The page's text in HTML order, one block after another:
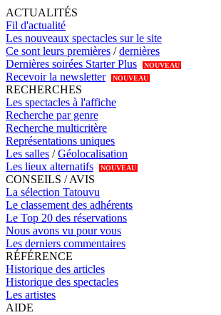
ACTUALITÉS
Fil d'actualité
Les nouveaux spectacles sur le site
Ce sont leurs premières /dernières
Dernières soirées Starter Plus
NOUVEAU
Recevoir la newsletter NOUVEAU
RECHERCHES
Les spectacles à l'affiche
Recherche par genre
Recherche multicritère
Représentations uniques
Les salles /Géolocalisation
Les lieux alternatifs
NOUVEAU
CONSEILS / AVIS
La sélection Tatouvu
Le classement des adhérents
Le Top 20 des réservations
Nous avons vu pour vous
Les derniers commentaires
RÉFÉRENCE
Historique des articles
Historique des spectacles
Les artistes
AIDE